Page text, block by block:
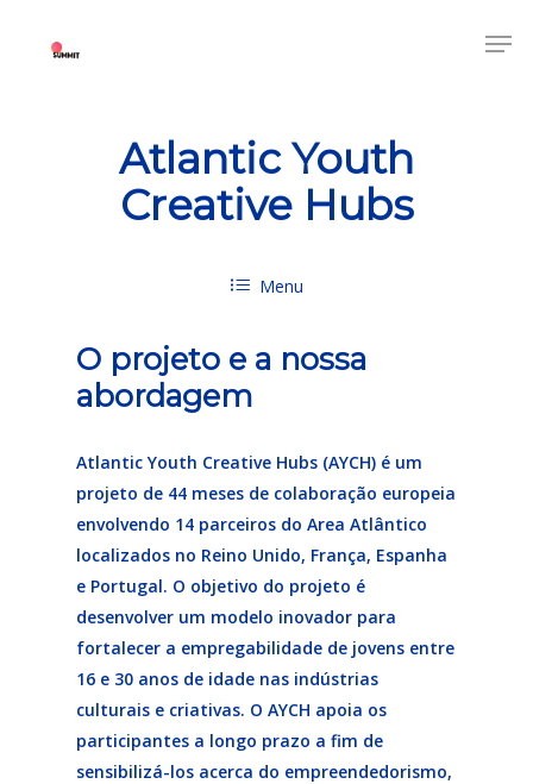
Atlantic Youth
Creative Hubs
Menu
O projeto e a nossa
abordagem
Atlantic Youth Creative Hubs (AYCH) é um
projeto de 44 meses de colaboração europeia
envolvendo 14 parceiros do Area Atlântico
localizados no Reino Unido, França, Espanha
e Portugal. O objetivo do projeto é
desenvolver um modelo inovador para
fortalecer a empregabilidade de jovens entre
16 e 30 anos de idade nas indústrias
culturais e criativas. O AYCH apoia os
participantes a longo prazo a fim de
sensibilizá-los acerca do empreendedorismo,